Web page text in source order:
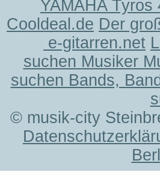
YAMAHA
Cooldeal.de Der
e-gitarren.net
suchen Musiker
suchen Bands,
© musik-city